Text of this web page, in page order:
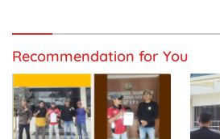
Recommendation for You